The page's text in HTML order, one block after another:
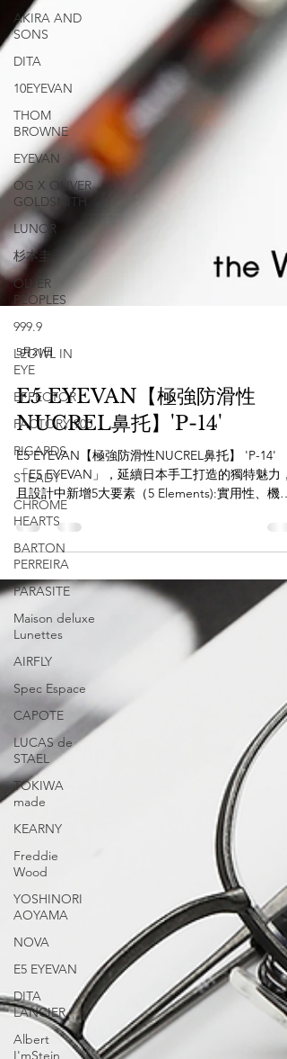
AKIRA AND
SONS
DITA
10EYEVAN
THOM
BROWNE
EYEVAN
OG X OLIVER
GOLDSMITH
LUNOR
杉本圭
OLVER
PEOPLES
999.9
LEOWL IN
EYE
EFFECTOR
FACTORY 900
RIGARDS
STEADY
CHROME
HEARTS
BARTON
PERREIRA
PARASITE
Maison deluxe
Lunettes
AIRFLY
Spec Espace
CAPOTE
LUCAS de
STAEL
TOKIWA
made
KEARNY
Freddie
Wood
YOSHINORI
AOYAMA
NOVA
E5 EYEVAN
DITA
LANCIER
Albert
I'mStein
5月21日
E5 EYEVAN【極強防滑性
NUCREL鼻托】'P-14'
E5 EYEVAN【極強防滑性NUCREL鼻托】 'P-14'
「E5 EYEVAN」，延續日本手工打造的獨特魅力，
且設計中新增5大要素（5 Elements):實用性、機能
性、舒適性、有彈性、耐用性，使眼鏡不僅作為潮
流單品，更加貼近日常生活。 而今次更特別用上
NUCREL 樹脂鼻墊，極強防滑性且不變形； 而L形
專利鉸鏈則是考量配戴時不易脫落、而且是順著用
家頭型服貼頭骨而又極為舒適。 EYEVAN 設計團隊
近年每次總是能把各種細心元素注入鏡框中，創造
了繼10EYEVAN之後，又一手工眼鏡的里程碑。 透
過WHATSAPP即時向店員查詢：
https://wa.me/85256206685 【the WAREHOUSE
optic 日本手造眼鏡專門店】
www.facebook.com/theWAREHOUSEoptic
www.instagram.com/the_WAREHOUSE_optic
www.thewarehouse.com.hk 銅鑼灣店： 銅鑼灣白
道18號一樓 電話：2882 5488 尖沙咀店： 九龍尖沙